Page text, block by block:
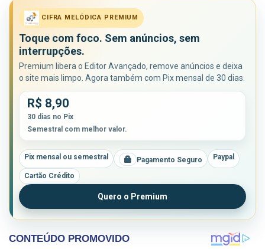
CIFRA MELÓDICA PREMIUM
Toque com foco. Sem anúncios, sem
interrupções.
Premium libera o Editor Avançado, remove anúncios e deixa
o site mais limpo. Agora também com Pix mensal de 30 dias.
R$ 8,90
30 dias no Pix
Semestral com melhor valor.
Pix mensal ou semestral Pagamento Seguro Paypal
Cartão Crédito
Quero o Premium